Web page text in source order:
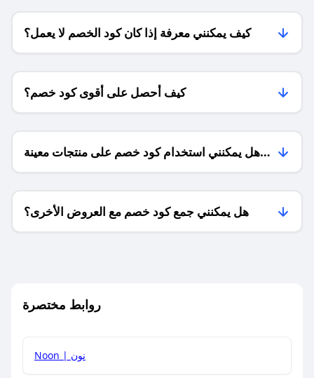
كيف يمكنني معرفة إذا كان كود الخصم لا يعمل؟
كيف أحصل على أقوى كود خصم؟
هل يمكنني استخدام كود خصم على منتجات معينة
فقط؟
هل يمكنني جمع كود خصم مع العروض الأخرى؟
روابط مختصرة
Noon | نون